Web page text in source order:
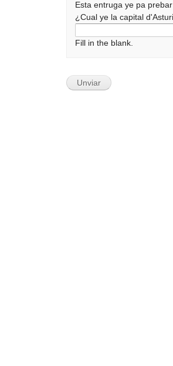
Esta entruga ye pa
¿Cual ye la capital
Fill in the blank.